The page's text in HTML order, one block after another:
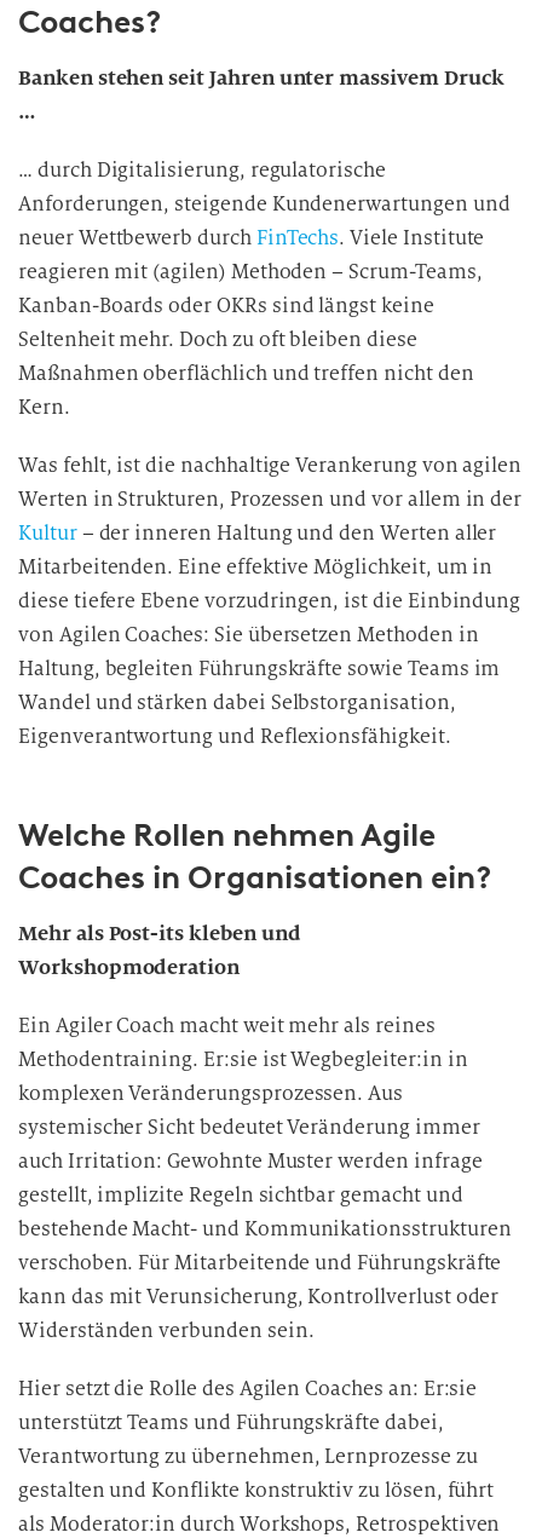
Coaches?
Banken stehen seit Jahren unter massivem Druck
…
… durch Digitalisierung, regulatorische
Anforderungen, steigende Kundenerwartungen und
neuer Wettbewerb durchFinTechs. Viele Institute
reagieren mit (agilen) Methoden – Scrum-Teams,
Kanban-Boards oder OKRs sind längst keine
Seltenheit mehr. Doch zu oft bleiben diese
Maßnahmen oberflächlich und treffen nicht den
Kern.
Was fehlt, ist die nachhaltige Verankerung von agilen
Werten in Strukturen, Prozessen und vor allem in der
Kultur– der inneren Haltung und den Werten aller
Mitarbeitenden. Eine effektive Möglichkeit, um in
diese tiefere Ebene vorzudringen, ist die Einbindung
von Agilen Coaches: Sie übersetzen Methoden in
Haltung, begleiten Führungskräfte sowie Teams im
Wandel und stärken dabei Selbstorganisation,
Eigenverantwortung und Reflexionsfähigkeit.
Welche Rollen nehmen Agile
Coaches in Organisationen ein?
Mehr als Post-its kleben und
Workshopmoderation
Ein Agiler Coach macht weit mehr als reines
Methodentraining. Er:sie ist Wegbegleiter:in in
komplexen Veränderungsprozessen. Aus
systemischer Sicht bedeutet Veränderung immer
auch Irritation: Gewohnte Muster werden infrage
gestellt, implizite Regeln sichtbar gemacht und
bestehende Macht- und Kommunikationsstrukturen
verschoben. Für Mitarbeitende und Führungskräfte
kann das mit Verunsicherung, Kontrollverlust oder
Widerständen verbunden sein.
Hier setzt die Rolle des Agilen Coaches an: Er:sie
unterstützt Teams und Führungskräfte dabei,
Verantwortung zu übernehmen, Lernprozesse zu
gestalten und Konflikte konstruktiv zu lösen, führt
als Moderator:in durch Workshops, Retrospektiven